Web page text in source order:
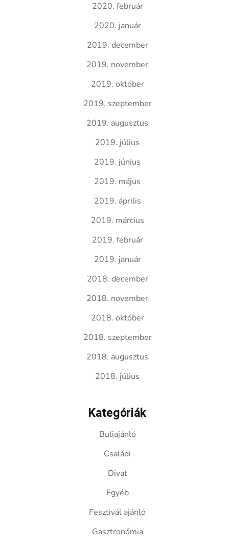
2020. február
2020. január
2019. december
2019. november
2019. október
2019. szeptember
2019. augusztus
2019. július
2019. június
2019. május
2019. április
2019. március
2019. február
2019. január
2018. december
2018. november
2018. október
2018. szeptember
2018. augusztus
2018. július
Kategóriák
Buliajánló
Családi
Divat
Egyéb
Fesztivál ajánló
Gasztronómia